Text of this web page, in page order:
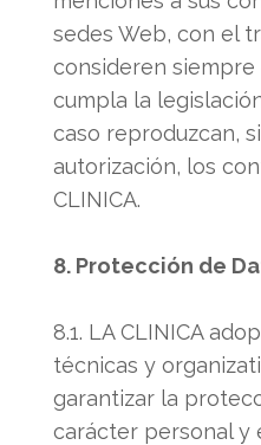
sedes Web, con el
consideren siempre
cumpla la
caso reproduzcan,
autorización, los
CLINICA.
8. Protección de
8.1. LA CLINICA
técnicas y
garantizar la
carácter personal y